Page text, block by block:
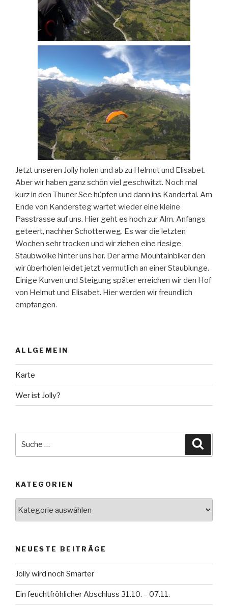
Jetzt unseren Jolly holen und ab zu Helmut und Elisabet.
Aber wir haben ganz schön viel geschwitzt. Noch mal
kurz in den Thuner See hüpfen und dann ins Kandertal. Am
Ende von Kandersteg wartet wieder eine kleine
Passtrasse auf uns. Hier geht es hoch zur Alm. Anfangs
geteert, nachher Schotterweg. Es war die letzten
Wochen sehr trocken und wir ziehen eine riesige
Staubwolke hinter uns her. Der arme Mountainbiker den
wir überholen leidet jetzt vermutlich an einer Staublunge.
Einige Kurven und Steigung später erreichen wir den Hof
von Helmut und Elisabet. Hier werden wir freundlich
empfangen.
ALLGEMEIN
Karte
Wer ist Jolly?
KATEGORIEN
NEUESTE BEITRÄGE
Jolly wird noch Smarter
Ein feuchtfröhlicher Abschluss 31.10. – 07.11.